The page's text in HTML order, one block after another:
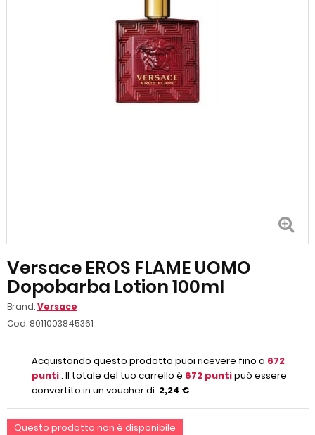
Versace EROS FLAME UOMO
Dopobarba Lotion 100ml
Brand:Versace
Cod: 8011003845361
Acquistando questo prodotto puoi ricevere fino a 672
punti. Il totale del tuo carrello è 672 puntipuò essere
convertito in un voucher di: 2,24 €.
Questo prodotto non è disponibile